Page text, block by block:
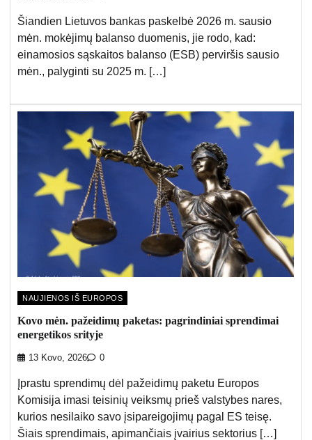
Šiandien Lietuvos bankas paskelbė 2026 m. sausio
mėn. mokėjimų balanso duomenis, jie rodo, kad:
einamosios sąskaitos balanso (ESB) perviršis sausio
mėn., palyginti su 2025 m. […]
NAUJIENOS IŠ EUROPOS
Kovo mėn. pažeidimų paketas: pagrindiniai sprendimai
energetikos srityje
13 Kovo, 2026 0
Įprastu sprendimų dėl pažeidimų paketu Europos
Komisija imasi teisinių veiksmų prieš valstybes nares,
kurios nesilaiko savo įsipareigojimų pagal ES teisę.
Šiais sprendimais, apimančiais įvairius sektorius […]